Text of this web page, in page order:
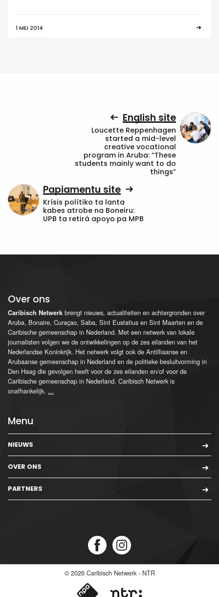
1 MEI 2014
English site
Loucette Reppenhagen
started a mid-level
creative vocational
program in Aruba: “These
students mainly want to do
things”
Papiamentu site
Krísis polítiko ta lanta
kabes atrobe na Boneiru:
UPB ta retirá apoyo pa MPB
Over ons
Caribisch Netwerk brengt nieuws, actualiteiten en achtergronden over
Aruba, Bonaire, Curaçao, Saba, Sint Eustatius en Sint Maarten en de
Caribische gemeenschap in Nederland. Met een netwerk van lokale
journalisten volgen we de ontwikkelingen op de zes eilanden van het
Nederlandse Koninkrijk. Het netwerk volgt ook de Antilliaanse en
Arubaanse gemeenschap in Nederland en de politieke besluitvorming in
Den Haag die gevolgen heeft voor de zes eilanden en/of voor de
Caribische gemeenschap in Nederland. Caribisch Netwerk is
onafhankelijk. ...
Menu
NIEUWS
OVER ONS
PARTNERS
© 2026 Caribisch Netwerk - NTR